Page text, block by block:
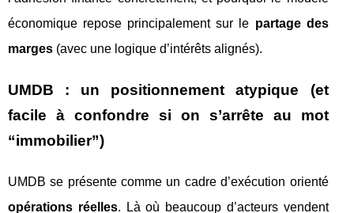
économique repose principalement sur le partage des
marges (avec une logique d’intérêts alignés).
UMDB : un positionnement atypique (et
facile à confondre si on s’arrête au mot
“immobilier”)
UMDB se présente comme un cadre d’exécution orienté
opérations réelles. Là où beaucoup d’acteurs vendent